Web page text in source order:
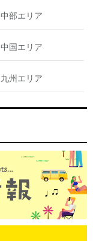
中部エリア
中国エリア
九州エリア